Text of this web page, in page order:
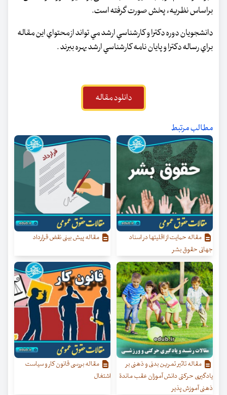
براساس نظریهء پخش‌ صورت گرفته است.
دانشجويان دوره دكترا و كارشناسي ارشد مي تواند از محتواي اين مقاله
براي رساله دكترا و پايان نامه كارشناسي ارشد بهره ببرند .
دانلود مقاله
مطالب مرتبط
مقاله حمایت از اقلیتها در اسناد
جهانی حقوق بشر
مقاله پیش‌ بینی نقض قرارداد
مقاله تاثیر تمرین بدنی و ذهنی بر
یادگیری حرکتی دانش آموزان عقب ماندة
ذهنی آموزش پذیر
مقاله بررسی قانون کار و سیاست
اشتغال